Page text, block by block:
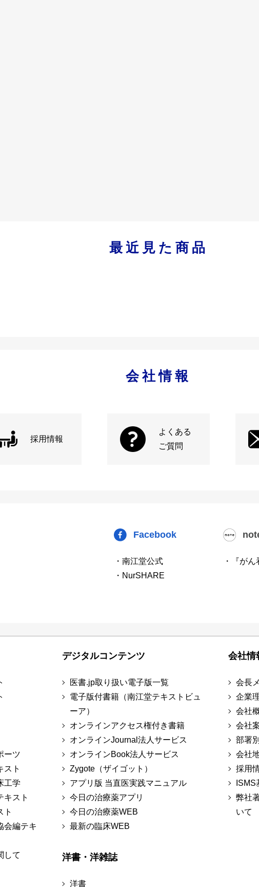
最近見た商品
会社情報
採用情報
よくある
ご質問
Facebook
・南江堂公式
・NurSHARE
・『が
ーツ
スト
工学
キスト
ト
会編テキ
して
デジタルコンテンツ
医書.jp取り扱い電子版一覧
電子版付書籍（南江堂テキストビュ
ーア）
オンラインアクセス権付き書籍
オンラインJournal法人サービス
オンラインBook法人サービス
Zygote（ザイゴット）
アプリ版 当直医実践マニュアル
今日の治療薬アプリ
今日の治療薬WEB
最新の臨床WEB
洋書・洋雑誌
洋書
会社情
会長
企業
会社
会社
部署
会社
採用
弊社
いて